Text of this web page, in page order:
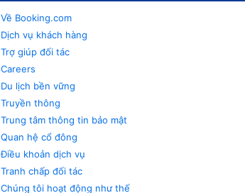
Về Booking.com
Dịch vụ khách hàng
Trợ giúp đối tác
Careers
Du lịch bền vững
Truyền thông
Trung tâm thông tin bảo mật
Quan hệ cổ đông
Điều khoản dịch vụ
Tranh chấp đối tác
Chúng tôi hoạt động như thế